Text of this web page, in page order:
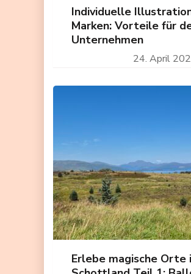
Individuelle
Marken: Vorteile für
Unternehmen
24. April
Erlebe magische Orte